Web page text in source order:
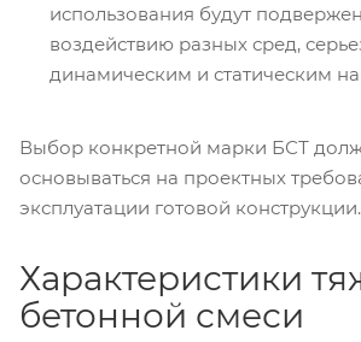
использования будут
воздействию разных сред,
динамическим и статическим
Выбор конкретной марки БСТ
основываться на проектных
эксплуатации готовой конструкции.
Характеристики
бетонной смеси